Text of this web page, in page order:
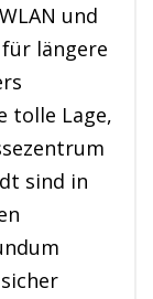
und
längere
tolle Lage,
sind in